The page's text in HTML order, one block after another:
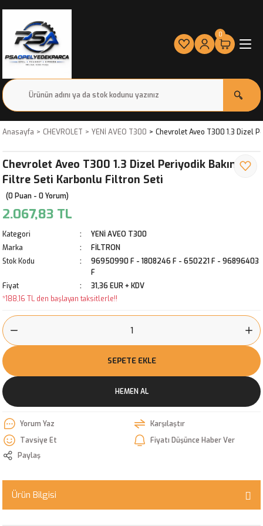
0
Anasayfa CHEVROLET YENİ AVEO T300 Chevrolet Aveo T300 1.3 Dizel
Chevrolet Aveo T300 1.3 Dizel Periyodik Bakım
Filtre Seti Karbonlu Filtron Seti
(0 Puan - 0 Yorum)
2.067,83 TL
Kategori
YENİ AVEO T300
Marka
FİLTRON
Stok Kodu
96950990 F - 1808246 F - 650221 F - 96896403
F
Fiyat
31,36 EUR + KDV
*188,16 TL den başlayan taksitlerle!!
SEPETE EKLE
HEMEN AL
Yorum Yaz
Karşılaştır
Tavsiye Et
Fiyatı Düşünce Haber Ver
Paylaş
Ürün Bilgisi